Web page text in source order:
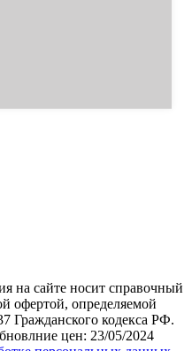
на сайте носит справочный
офертой, определяемой
Гражданского кодекса РФ.
цен: 23/05/2024